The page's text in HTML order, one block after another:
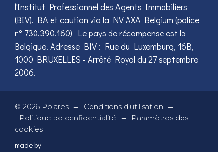
l'Institut Professionnel des Agents Immobiliers
(BIV). BA et caution via la NV AXA Belgium (police
n° 730.390.160). Le pays de récompense est la
Belgique. Adresse BIV : Rue du Luxemburg, 16B,
1000 BRUXELLES - Arrêté Royal du 27 septembre
2006.
© 2026 Polares — Conditions d'utilisation —
Politique de confidentialité —
Paramètres des
cookies
made by